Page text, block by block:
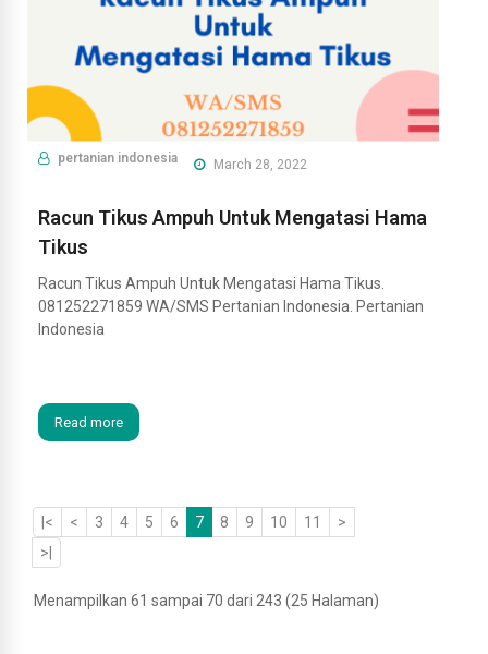
pertanian indonesia March 28, 2022
Racun Tikus Ampuh Untuk Mengatasi Hama
Tikus
Racun Tikus Ampuh Untuk Mengatasi Hama Tikus.
081252271859 WA/SMS Pertanian Indonesia. Pertanian
Indonesia
Read more
|< < 3 4 5 6 7 8 9 10 11
>
>|
Menampilkan 61 sampai 70 dari 243 (25 Halaman)